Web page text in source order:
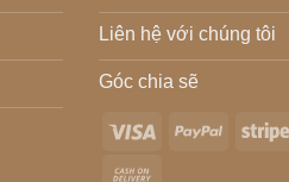
Liên hệ với chúng tôi
Góc chia sẽ